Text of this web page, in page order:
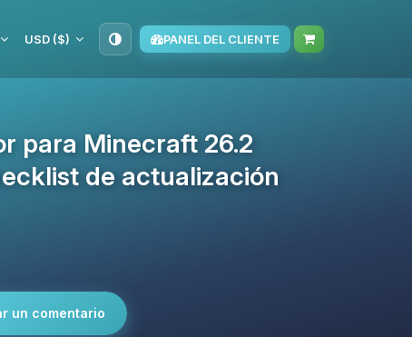
USD ($) PANEL DEL CLIENTE
para Minecraft 26.2
de actualización
un comentario